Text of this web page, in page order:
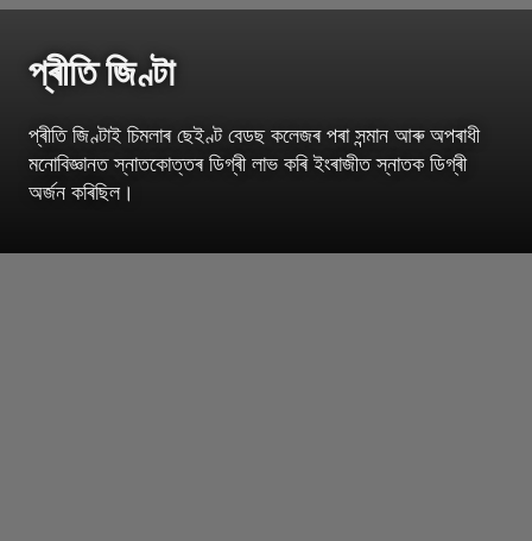
প্ৰীতি জিণ্টা
প্ৰীতি জিণ্টাই চিমলাৰ ছেইণ্ট বেডছ কলেজৰ পৰা সন্মান আৰু অপৰাধী
মনোবিজ্ঞানত স্নাতকোত্তৰ ডিগ্ৰী লাভ কৰি ইংৰাজীত স্নাতক ডিগ্ৰী
অৰ্জন কৰিছিল।